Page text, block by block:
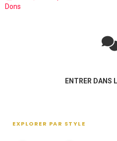
Dons
ENTRER DANS
EXPLORER PAR STYLE